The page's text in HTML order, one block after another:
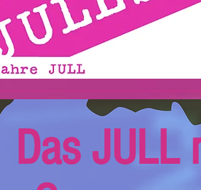
Das JULL